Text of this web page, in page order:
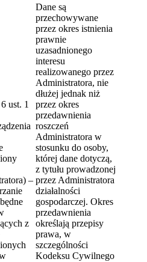
ust. 1
–
z
Dane są
przechowywane
przez okres istnienia
prawnie
uzasadnionego
interesu
realizowanego przez
Administratora, nie
dłużej jednak niż
przez okres
przedawnienia
roszczeń
Administratora w
stosunku do osoby,
której dane dotyczą,
z tytułu prowadzonej
przez Administratora
działalności
gospodarczej. Okres
przedawnienia
określają przepisy
prawa, w
szczególności
Kodeksu Cywilnego